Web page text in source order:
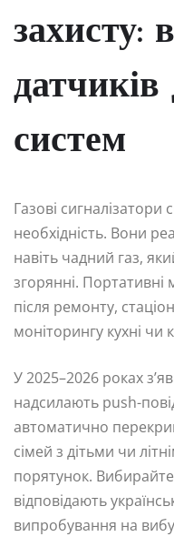
захисту:
систем
Газові
необхідність. Вони
навіть чадний газ,
згорянні. Портативні
після ремонту,
моніторингу кухні чи
У 2025–2026 роках
надсилають push-
автоматично
сімей з дітьми чи
порятунок. Вибирайте
відповідають
випробування на